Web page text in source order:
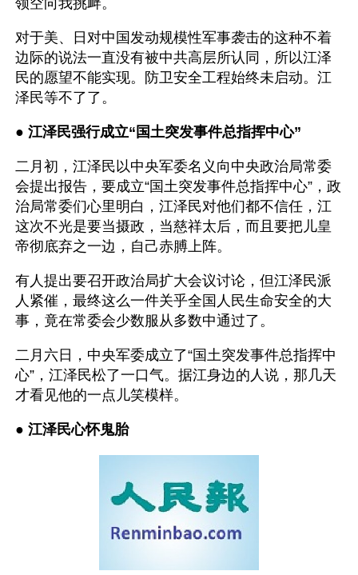
领空向我挑衅。
对于美、日对中国发动规模性军事袭击的这种不着
边际的说法一直没有被中共高层所认同，所以江泽
民的愿望不能实现。防卫安全工程始终未启动。江
泽民等不了了。
● 江泽民强行成立“国土突发事件总指挥中心”
二月初，江泽民以中央军委名义向中央政治局常委
会提出报告，要成立“国土突发事件总指挥中心”，政
治局常委们心里明白，江泽民对他们都不信任，江
这次不光是要当摄政，当慈祥太后，而且要把儿皇
帝彻底弃之一边，自己赤膊上阵。
有人提出要召开政治局扩大会议讨论，但江泽民派
人紧催，最终这么一件关乎全国人民生命安全的大
事，竟在常委会少数服从多数中通过了。
二月六日，中央军委成立了“国土突发事件总指挥中
心”，江泽民松了一口气。据江身边的人说，那几天
才看见他的一点儿笑模样。
● 江泽民心怀鬼胎